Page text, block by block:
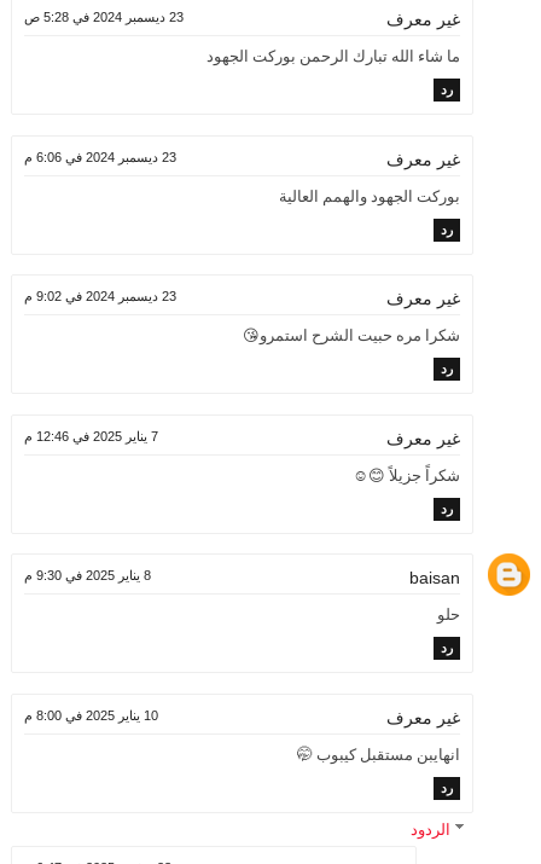
غير معرف 23 ديسمبر 2024 في 5:28 ص
ما شاء الله تبارك الرحمن بوركت الجهود
رد
غير معرف 23 ديسمبر 2024 في 6:06 م
بوركت الجهود والهمم العالية
رد
غير معرف 23 ديسمبر 2024 في 9:02 م
شكرا مره حبيت الشرح استمرو😘
رد
غير معرف 7 يناير 2025 في 12:46 م
شكراً جزيلاً 😊☺️
رد
baisan 8 يناير 2025 في 9:30 م
حلو
رد
غير معرف 10 يناير 2025 في 8:00 م
انهايبن مستقبل كيبوب 🤭
رد
الردود